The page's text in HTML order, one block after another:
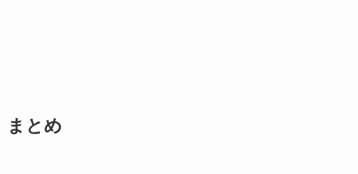
まとめ